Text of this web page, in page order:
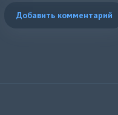
Добавить комментарий